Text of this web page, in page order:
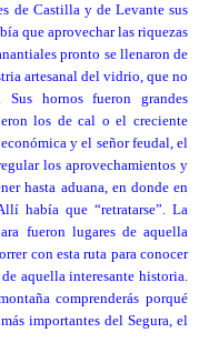
de Castilla y de Levante sus
que aprovechar las riquezas
pronto se llenaron de
artesanal del vidrio, que no
hornos fueron grandes
los de cal o el creciente
y el señor feudal, el
los aprovechamientos y
hasta aduana, en donde en
había que “retratarse”. La
fueron lugares de aquella
con esta ruta para conocer
aquella interesante historia.
comprenderás porqué
importantes del Segura, el